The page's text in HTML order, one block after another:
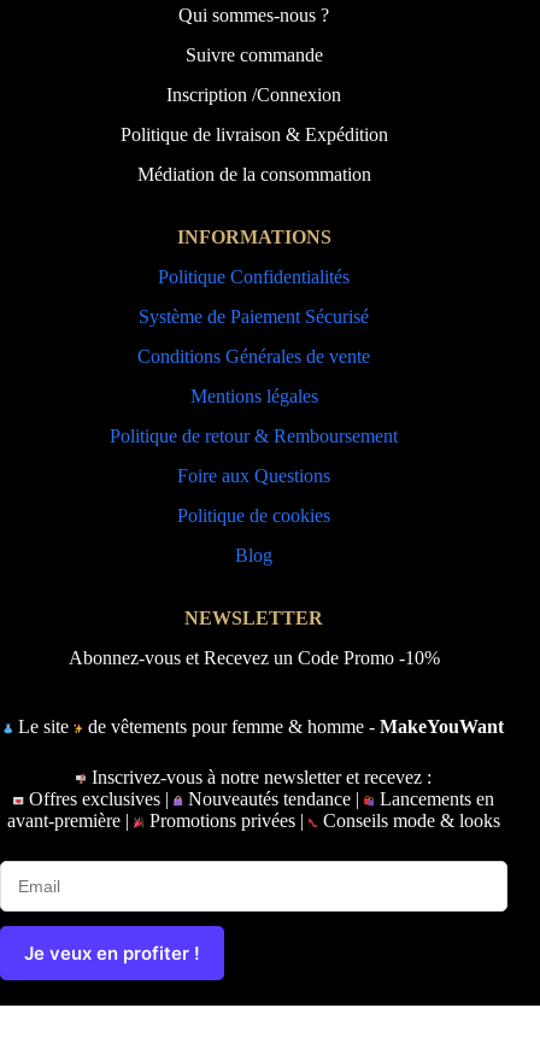
Qui sommes-nous ?
Suivre commande
Inscription /Connexion
Politique de livraison & Expédition
Médiation de la consommation
INFORMATIONS
Politique Confidentialités
Système de Paiement Sécurisé
Conditions Générales de vente
Mentions légales
Politique de retour & Remboursement
Foire aux Questions
Politique de cookies
Blog
NEWSLETTER
Abonnez-vous et Recevez un Code Promo -10%
Le site de vêtements pour femme & homme -MakeYouWant
Inscrivez-vous à notre newsletter et recevez :
Offres exclusives |
Nouveautés tendance |
Lancements en
avant-première | Promotions privées | Conseils mode & looks
Je veux en profiter !